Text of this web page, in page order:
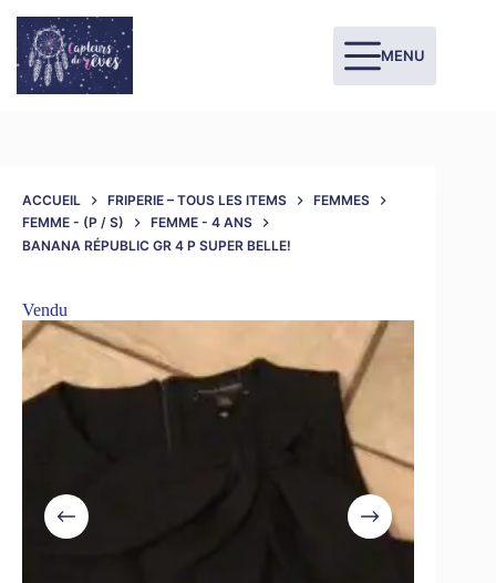
MENU
ACCUEIL FRIPERIE – TOUS LES ITEMS
FEMMES
FEMME - (P / S)
FEMME - 4 ANS
BANANA RÉPUBLIC GR 4 P SUPER BELLE!
Vendu